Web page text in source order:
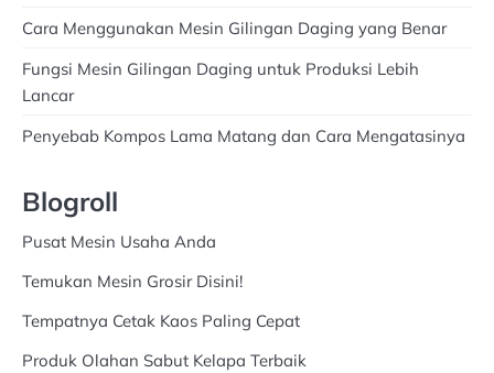
Cara Menggunakan Mesin Gilingan Daging yang Benar
Fungsi Mesin Gilingan Daging untuk Produksi Lebih
Lancar
Penyebab Kompos Lama Matang dan Cara Mengatasinya
Blogroll
Pusat Mesin Usaha Anda
Temukan Mesin Grosir Disini!
Tempatnya Cetak Kaos Paling Cepat
Produk Olahan Sabut Kelapa Terbaik